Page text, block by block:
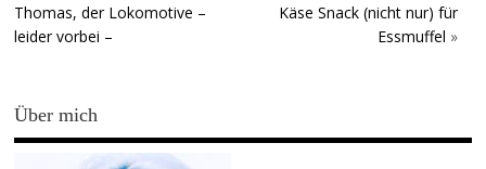
Thomas, der Lokomotive –
leider vorbei –
Käse Snack (nicht nur) für
Essmuffel »
Über mich